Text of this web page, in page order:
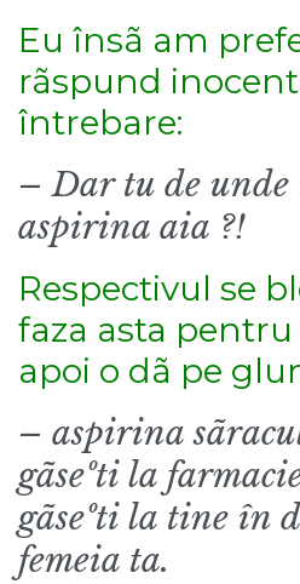
Eu însã am
rãspund
întrebare:
– Dar tu de
aspirina aia ?!
Respectivul se
faza asta pentru
apoi o dã pe
– aspirina
gãseºti la
gãseºti la tine în
femeia ta.